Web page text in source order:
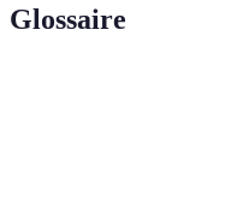
Glossaire